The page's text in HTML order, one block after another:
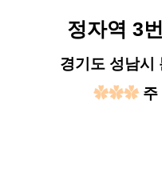
정자역 3
경기도 성남시
✿✿✿주